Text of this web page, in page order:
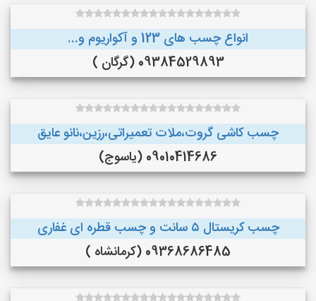
انواع چسب های 123 و آکواریوم و...
09384529893 (گرگان )
چسب کاشی گروت،ملات تعمیراتی،رزین،نانو عایق
09010414686 (یاسوج)
چسب کریستال ۵ سانت و چسب قطره ای غفاری
09368686485 (کرمانشاه )